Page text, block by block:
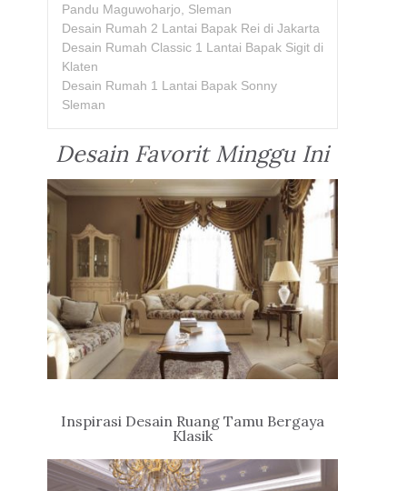
Pandu Maguwoharjo, Sleman
Desain Rumah 2 Lantai Bapak Rei di Jakarta
Desain Rumah Classic 1 Lantai Bapak Sigit di
Klaten
Desain Rumah 1 Lantai Bapak Sonny
Sleman
Desain Favorit Minggu Ini
Inspirasi Desain Ruang Tamu Bergaya
Klasik